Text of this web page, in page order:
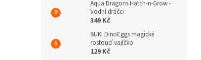
Aqua Dragons Hatch-n-Grow -
Vodní dráčci
349 Kč
BUKI DinoEggs magické
rostoucí vajíčko
129 Kč